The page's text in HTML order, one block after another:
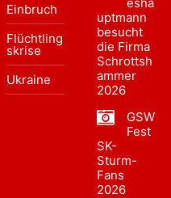
Einbruch
Flüchtling
skrise
Ukraine
uptmann
besucht
die Firma
Schrottsh
ammer
2026
GSW
Fest
SK-
Sturm-
Fans
2026